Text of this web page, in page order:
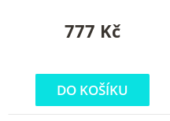
z
777 Kč
DO KOŠÍKU